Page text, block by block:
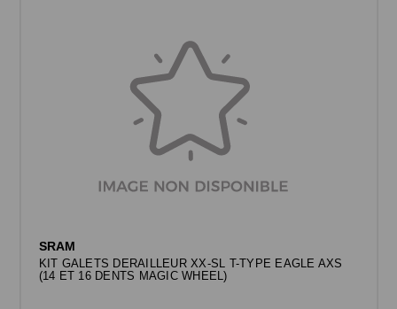
SRAM
KIT GALETS DERAILLEUR XX-SL T-TYPE EAGLE AXS
(14 ET 16 DENTS MAGIC WHEEL)